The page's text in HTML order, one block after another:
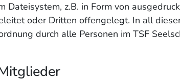
z.B. in Form von
oder Dritten offengelegt. In all
durch alle Personen im TSF